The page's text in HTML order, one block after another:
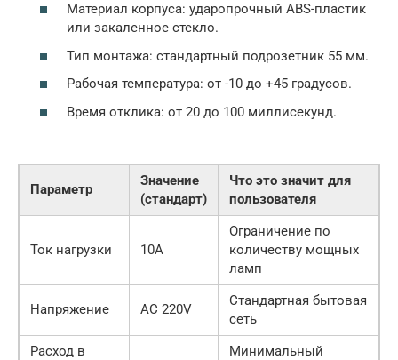
Материал корпуса: ударопрочный ABS-пластик
или закаленное стекло.
Тип монтажа: стандартный подрозетник 55 мм.
Рабочая температура: от -10 до +45 градусов.
Время отклика: от 20 до 100 миллисекунд.
Параметр
Значение
(стандарт)
Что это значит для
пользователя
Ток нагрузки 10А
Ограничение по
количеству мощных
ламп
Напряжение AC 220V
Стандартная бытовая
сеть
Расход в
Минимальный